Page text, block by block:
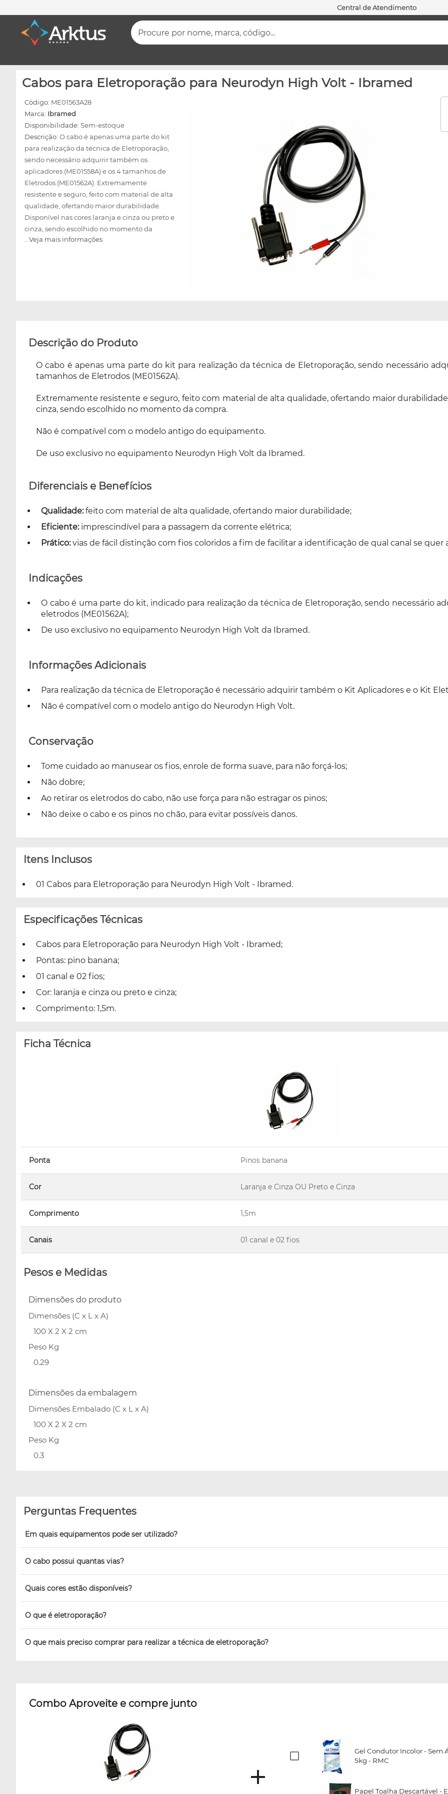
Central de Atendimento
Procure por nome, marca, código...
Cabos para Eletroporação para Neurodyn High Volt - Ibramed
Código: ME01563A28
Marca: Ibramed
Disponibilidade: Sem-estoque
Descrição: O cabo é apenas uma parte do kit
para realização da técnica de Eletroporação,
sendo necessário adquirir também os
aplicadores (ME01558A) e os 4 tamanhos de
Eletrodos (ME01562A). Extremamente
resistente e seguro, feito com material de alta
qualidade, ofertando maior durabilidade.
Disponível nas cores laranja e cinza ou preto e
cinza, sendo escolhido no momento da
compra. Não é compatível com o modelo
...Veja mais informações
Descrição do Produto
O cabo é apenas uma parte do kit para realização da técnica de Eletroporação, sendo necessário
tamanhos de Eletrodos (ME01562A).
Extremamente resistente e seguro, feito com material de alta qualidade, ofertando maior
cinza, sendo escolhido no momento da compra.
Não é compatível com o modelo antigo do equipamento.
De uso exclusivo no equipamento Neurodyn High Volt da Ibramed.
Diferenciais e Benefícios
Qualidade:feito com material de alta qualidade, ofertando maior durabilidade;
Eficiente:imprescindível para a passagem da corrente elétrica;
Prático:vias de fácil distinção com fios coloridos a fim de facilitar a identificação de qual canal se quer
Indicações
O cabo é uma parte do kit, indicado para realização da técnica de Eletroporação, sendo necessário
eletrodos (ME01562A);
De uso exclusivo no equipamento Neurodyn High Volt da Ibramed.
Informações Adicionais
Para realização da técnica de Eletroporação é necessário adquirir também o Kit Aplicadores e o Kit
Não é compatível com o modelo antigo do Neurodyn High Volt.
Conservação
Tome cuidado ao manusear os fios, enrole de forma suave, para não forçá-los;
Não dobre;
Ao retirar os eletrodos do cabo, não use força para não estragar os pinos;
Não deixe o cabo e os pinos no chão, para evitar possíveis danos.
Itens Inclusos
01 Cabos para Eletroporação para Neurodyn High Volt - Ibramed.
Especificações Técnicas
Cabos para Eletroporação para Neurodyn High Volt - Ibramed;
Pontas: pino banana;
01 canal e 02 fios;
Cor: laranja e cinza ou preto e cinza;
Comprimento: 1,5m.
Ficha Técnica
Ponta Pinos banana
Cor Laranja e Cinza OU Preto e Cinza
Comprimento 1,5m
Canais 01 canal e 02 fios
Pesos e Medidas
Dimensões do produto
Dimensões (C x L x A)
100 X 2 X 2 cm
Peso Kg
0.29
Dimensões da embalagem
Dimensões Embalado (C x L x A)
100 X 2 X 2 cm
Peso Kg
0.3
Perguntas Frequentes
Em quais equipamentos pode ser utilizado?
O cabo possui quantas vias?
Quais cores estão disponíveis?
O que é eletroporação?
O que mais preciso comprar para realizar a técnica de eletroporação?
Combo Aproveite e compre junto
Gel Condutor Incolor - Sem
5kg - RMC
Papel Toalha Descartável -